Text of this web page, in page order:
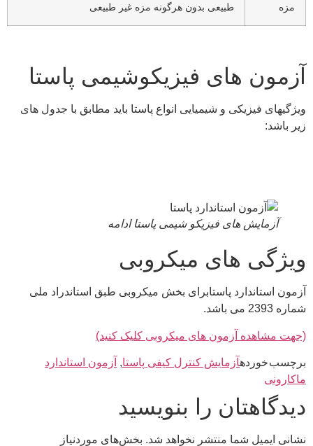
طبیعی بدون هرگونه مزه غیر طبیعی
های فیزیکوشیمی پاستا
فیزیکی و شیمیایی انواع پاستا باید مطابق با جدول های
باشد:
آزمایش های فیزیکو شیمی پاستا ادامه
های میکروبی
استاندارد پاستابرای بخش میکروبی طبق استاندراد ملی
می باشد.
مشاهده آزمون های میکروبی کلیک کنید)
خوردهآزمایش کنترل کیفی پاستا,آزمون استاندارد
را بنویسید
ایمیل شما منتشر نخواهد شد. بخش‌های موردنیاز